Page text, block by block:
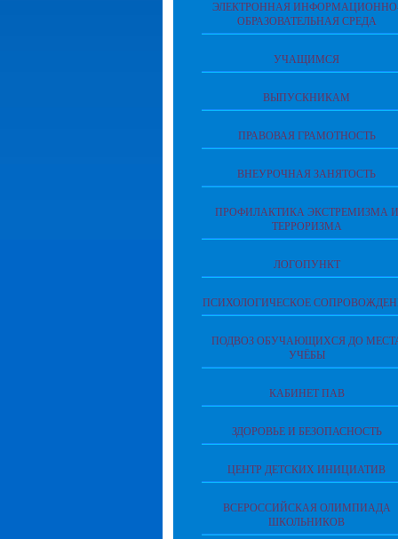
ЭЛЕКТРОННАЯ
ОБРАЗОВАТЕЛЬНАЯ СРЕДА
УЧАЩИМСЯ
ВЫПУСКНИКАМ
ПРАВОВАЯ ГРАМОТНОСТЬ
ВНЕУРОЧНАЯ ЗАНЯТОСТЬ
ПРОФИЛАКТИКА ЭКСТРЕМИЗМА И
ТЕРРОРИЗМА
ЛОГОПУНКТ
ПСИХОЛОГИЧЕСКОЕ
ПОДВОЗ ОБУЧАЮЩИХСЯ ДО
УЧЁБЫ
КАБИНЕТ ПАВ
ЗДОРОВЬЕ И БЕЗОПАСНОСТЬ
ЦЕНТР ДЕТСКИХ ИНИЦИАТИВ
ВСЕРОССИЙСКАЯ ОЛИМПИАДА
ШКОЛЬНИКОВ